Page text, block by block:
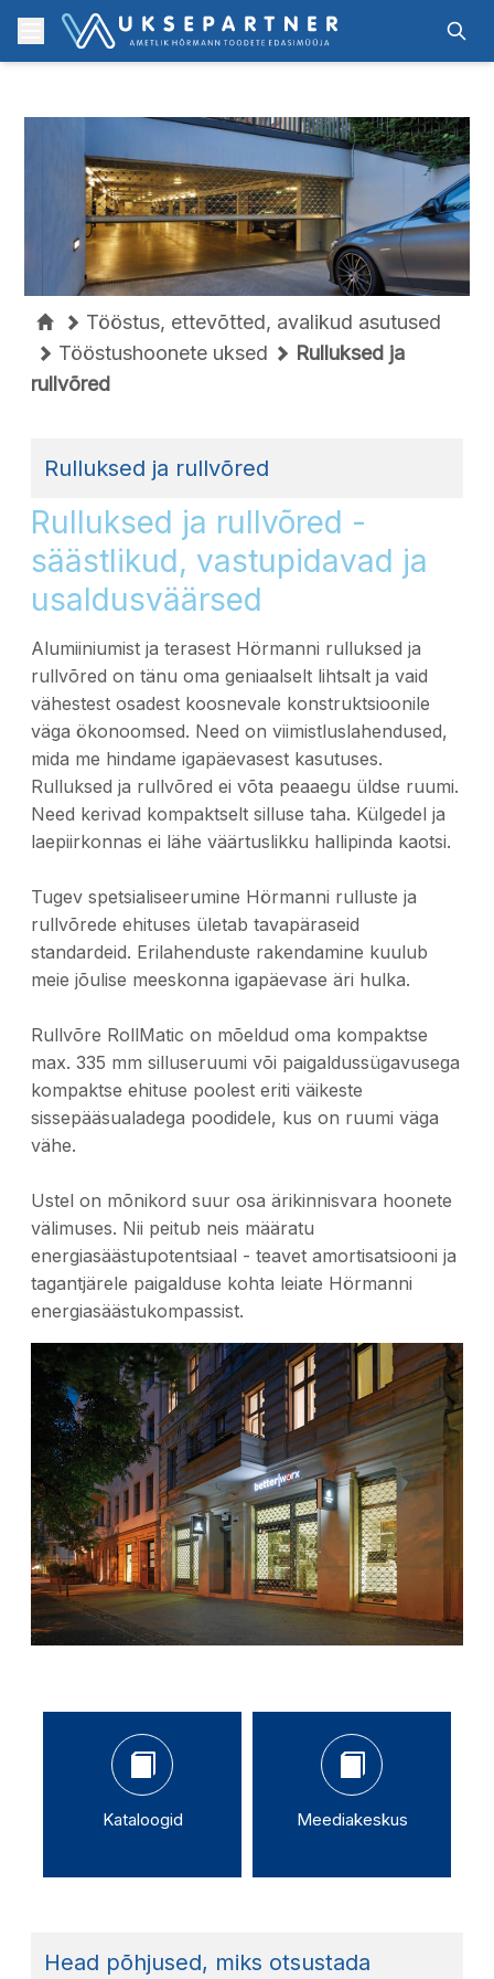
Skip to content
Otsi
Menu
Tööstus, ettevõtted, avalikud asutused
Tööstushoonete uksed
Rulluksed ja
rullvõred
Rulluksed ja rullvõred
Rulluksed ja rullvõred -
säästlikud, vastupidavad ja
usaldusväärsed
Alumiiniumist ja terasest Hörmanni rulluksed ja
rullvõred on tänu oma geniaalselt lihtsalt ja vaid
vähestest osadest koosnevale konstruktsioonile
väga ökonoomsed. Need on viimistluslahendused,
mida me hindame igapäevasest kasutuses.
Rulluksed ja rullvõred ei võta peaaegu üldse ruumi.
Need kerivad kompaktselt silluse taha. Külgedel ja
laepiirkonnas ei lähe väärtuslikku hallipinda kaotsi.
Tugev spetsialiseerumine Hörmanni rulluste ja
rullvõrede ehituses ületab tavapäraseid
standardeid. Erilahenduste rakendamine kuulub
meie jõulise meeskonna igapäevase äri hulka.
Rullvõre RollMatic on mõeldud oma kompaktse
max. 335 mm silluseruumi või paigaldussügavusega
kompaktse ehituse poolest eriti väikeste
sissepääsualadega poodidele, kus on ruumi väga
vähe.
Ustel on mõnikord suur osa ärikinnisvara hoonete
välimuses. Nii peitub neis määratu
energiasäästupotentsiaal - teavet amortisatsiooni ja
tagantjärele paigalduse kohta leiate Hörmanni
energiasäästukompassist.
Kataloogid Meediakeskus
Head põhjused, miks otsustada